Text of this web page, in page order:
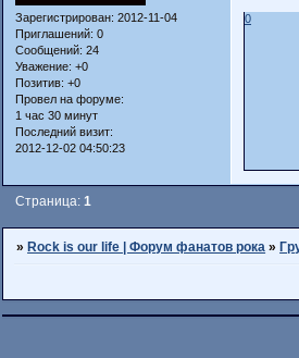
Зарегистрирован: 2012-11-04
Приглашений: 0
Сообщений: 24
Уважение: +0
Позитив: +0
Провел на форуме:
1 час 30 минут
Последний визит:
2012-12-02 04:50:23
0
Страница:1
» Rock is our life | Форум фанатов рока »